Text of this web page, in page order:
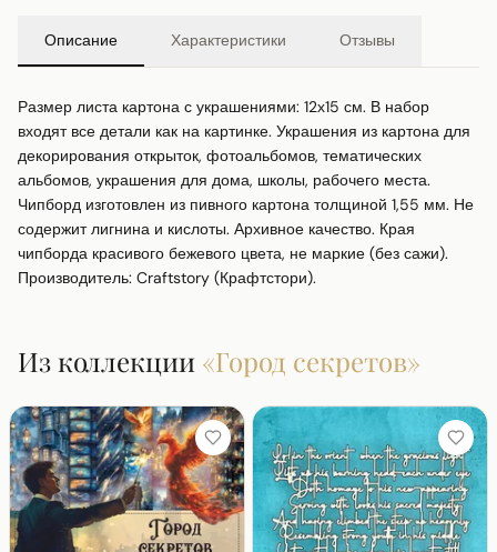
Описание Характеристики Отзывы
Размер листа картона с украшениями: 12х15 см. В набор
входят все детали как на картинке. Украшения из картона для
декорирования открыток, фотоальбомов, тематических
альбомов, украшения для дома, школы, рабочего места.
Чипборд изготовлен из пивного картона толщиной 1,55 мм. Не
содержит лигнина и кислоты. Архивное качество. Края
чипборда красивого бежевого цвета, не маркие (без сажи).
Производитель: Craftstory (Крафтстори).
Из коллекции «Город секретов»